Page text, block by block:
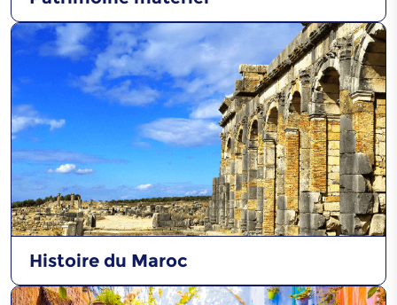
Caftan
Gnawa
Histoire du Maroc